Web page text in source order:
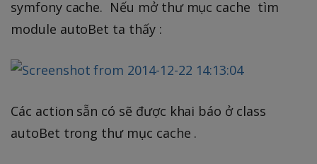
symfony cache. Nếu mở thư mục cache tìm
module autoBet ta thấy :
Các action sẵn có sẽ được khai báo ở class
autoBet trong thư mục cache .